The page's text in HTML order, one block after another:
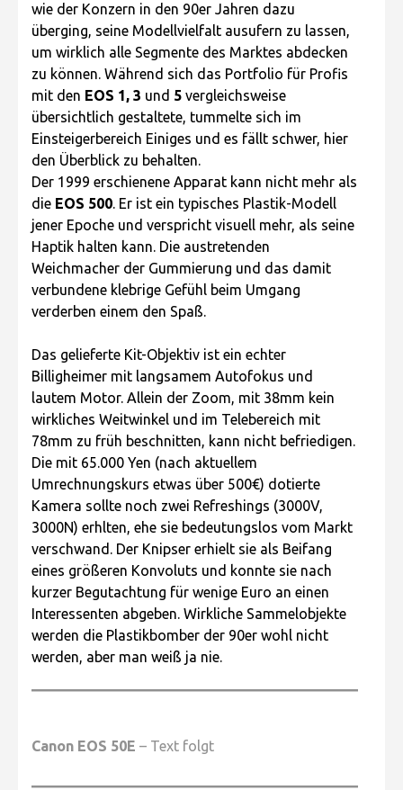
wie der Konzern in den 90er Jahren dazu
überging, seine Modellvielfalt ausufern zu lassen,
um wirklich alle Segmente des Marktes abdecken
zu können. Während sich das Portfolio für Profis
mit den EOS 1, 3 und 5 vergleichsweise
übersichtlich gestaltete, tummelte sich im
Einsteigerbereich Einiges und es fällt schwer, hier
den Überblick zu behalten.
Der 1999 erschienene Apparat kann nicht mehr als
die EOS 500. Er ist ein typisches Plastik-Modell
jener Epoche und verspricht visuell mehr, als seine
Haptik halten kann. Die austretenden
Weichmacher der Gummierung und das damit
verbundene klebrige Gefühl beim Umgang
verderben einem den Spaß.
Das gelieferte Kit-Objektiv ist ein echter
Billigheimer mit langsamem Autofokus und
lautem Motor. Allein der Zoom, mit 38mm kein
wirkliches Weitwinkel und im Telebereich mit
78mm zu früh beschnitten, kann nicht befriedigen.
Die mit 65.000 Yen (nach aktuellem
Umrechnungskurs etwas über 500€) dotierte
Kamera sollte noch zwei Refreshings (3000V,
3000N) erhlten, ehe sie bedeutungslos vom Markt
verschwand. Der Knipser erhielt sie als Beifang
eines größeren Konvoluts und konnte sie nach
kurzer Begutachtung für wenige Euro an einen
Interessenten abgeben. Wirkliche Sammelobjekte
werden die Plastikbomber der 90er wohl nicht
werden, aber man weiß ja nie.
Canon EOS 50E – Text folgt